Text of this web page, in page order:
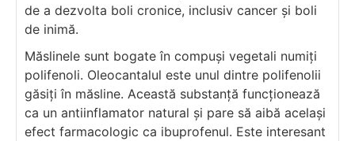
de a dezvolta boli cronice, inclusiv cancer și boli
de inimă.
Măslinele sunt bogate în compuși vegetali numiți
polifenoli. Oleocantalul este unul dintre polifenolii
găsiți în măsline. Această substanță funcționează
ca un antiinflamator natural și pare să aibă același
efect farmacologic ca ibuprofenul. Este interesant